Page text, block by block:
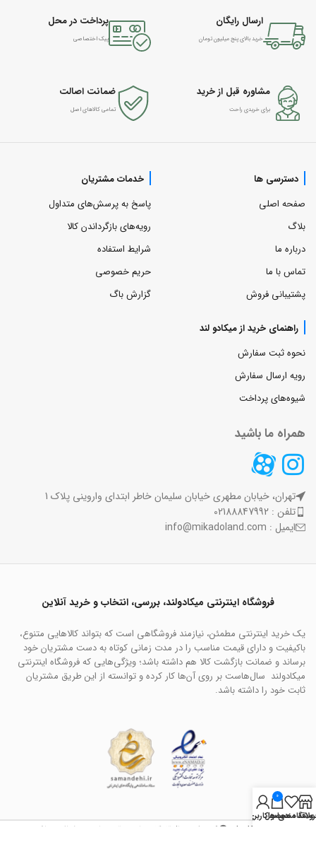
ارسال رایگان
خرید بالای پنج میلیون تومان
پرداخت در محل
پیک اختصاصی
مشاوره قبل از خرید
برای خریدی راحت
ضمانت اصالت
تمامی کالاهای اصل
دسترسی ها
صفحه اصلی
بلاگ
درباره ما
تماس با ما
پشتیبانی فروش
خدمات مشتریان
پاسخ به پرسش‌های متداول
رویه‌های بازگرداندن کالا
شرایط استفاده
حریم خصوصی
گزارش باگ
راهنمای خرید از میکادو لند
نحوه ثبت سفارش
رویه ارسال سفارش
شیوه‌های پرداخت
همراه ما باشید
تهران، خیابان مطهری خیابان سلیمان خاطر ابتدای واروینی پلاک 1
تلفن : 02188847992
ایمیل : info@mikadoland.com
فروشگاه اینترنتی میکادولند، بررسی، انتخاب و خرید آنلاین
یک خرید اینترنتی مطمئن، نیازمند فروشگاهی است که بتواند کالاهایی متنوع،
باکیفیت و دارای قیمت مناسب را در مدت زمانی کوتاه به دست مشتریان خود
برساند و ضمانت بازگشت کالا هم داشته باشد؛ ویژگی‌هایی که فروشگاه اینترنتی
میکادولند سال‌هاست بر روی آن‌ها کار کرده و توانسته از این طریق مشتریان
ثابت خود را داشته باشد.
سایت میکادو لند کپی رایت سال 1403 . تمامی حقوق سایت محفوظ می باشد.
علاقه مندی ها
0
محصول
حساب کاربری من